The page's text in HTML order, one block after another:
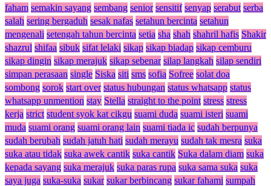
faham semakin sayang sembang senior sensitif senyap serabut serba
salah sering bergaduh sesak nafas setahun bercinta setahun
mengenali setengah tahun bercinta setia sha shah shahril hafis Shakir
shazrul shifaa sibuk sifat lelaki sikap sikap biadap sikap cemburu
sikap dingin sikap merajuk sikap sebenar silap langkah silap sendiri
simpan perasaan single Siska siti sms sofia Sofree solat doa
sombong sorok start over status hubungan status whatsapp status
whatsapp unmention stay Stella straight to the point stress stress
kerja strict student syok kat cikgu suami duda suami isteri suami
muda suami orang suami orang lain suami tiada ic sudah berpunya
sudah berubah sudah jatuh hati sudah merayu sudah tak mesra suka
suka atau tidak suka awek cantik suka cantik Suka dalam diam suka
kepada sayang suka merajuk suka paras rupa suka sama suka suka
saya juga suka-suka sukar sukar berbincang sukar fahami sumpah